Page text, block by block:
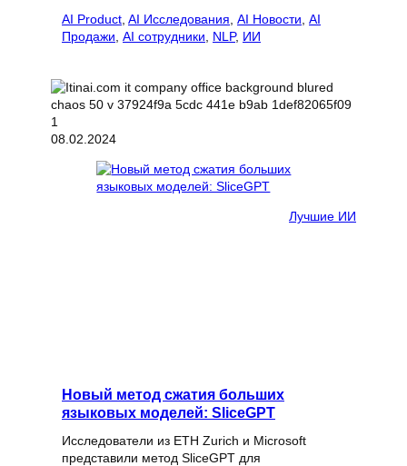
AI Product AI Исследования AI Новости AI
Продажи AI сотрудники NLP, ИИ
08.02.2024
Лучшие ИИ
Новый метод сжатия больших
языковых моделей: SliceGPT
Исследователи из ETH Zurich и Microsoft
представили метод SliceGPT для